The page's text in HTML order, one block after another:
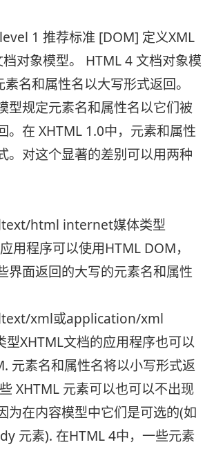
1 推荐标准 [DOM] 定义XML
对象模型。 HTML 4 文档对象模
名和属性名以大写形式返回。
型规定元素名和属性名以它们被
。在 XHTML 1.0中，元素和属性
。对这个显著的差别可以用两种
text/html internet媒体类型
用程序可以使用HTML DOM，
界面返回的大写的元素名和属性
text/xml或application/xml
XHTML文档的应用程序也可以
元素名和属性名将以小写形式返
XHTML 元素可以也可以不出现
为在内容模型中它们是可选的(如
元素). 在HTML 4中，一些元素